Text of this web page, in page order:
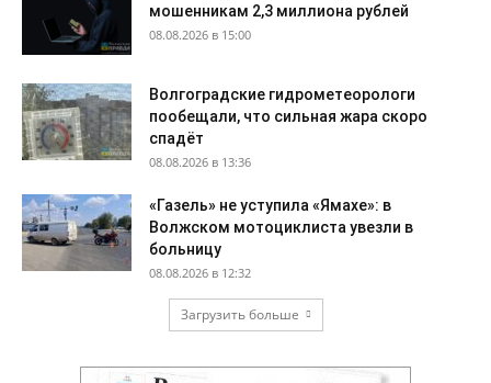
мошенникам 2,3 миллиона рублей
08.08.2026 в 15:00
Волгоградские гидрометеорологи
пообещали, что сильная жара скоро
спадёт
08.08.2026 в 13:36
«Газель» не уступила «Ямахе»: в
Волжском мотоциклиста увезли в
больницу
08.08.2026 в 12:32
Загрузить больше